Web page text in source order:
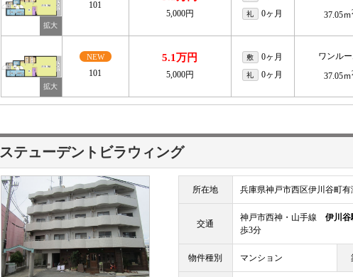
101
5,000円 礼 0ヶ月
37.05ｍ
NEW
101
5.1万円
5,000円
敷 0ヶ月
礼 0ヶ月
ワンル
37.05ｍ
ステューデントビラウィング
所在地 兵庫県神戸市西区伊川谷町有
交通
神戸市西神・山手線 伊川谷
歩3分
物件種別 マンション